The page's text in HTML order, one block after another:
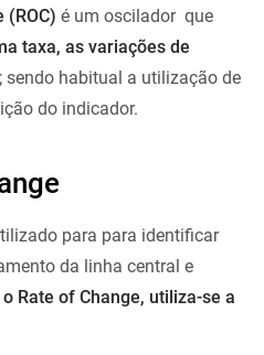
(ROC) é um oscilador que
taxa, as variações de
; sendo habitual a utilização de
do indicador.
para para identificar
da linha central e
Rate of Change, utiliza-se a